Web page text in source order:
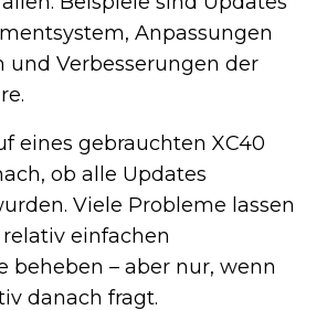
Anpassungen
und Verbesserungen der
eines gebrauchten XC40
ob alle Updates
Viele Probleme lassen
einfachen
beheben – aber nur, wenn
danach fragt.